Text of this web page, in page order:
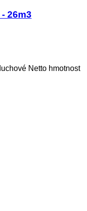
26m3
Netto hmotnost